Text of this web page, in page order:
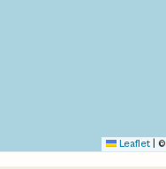
Leaflet ©